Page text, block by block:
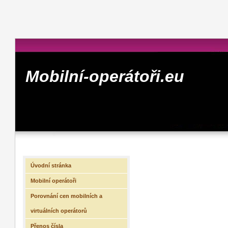
Mobilní-operátoři.eu
Úvodní stránka
Mobilní operátoři
Porovnání cen mobilních a
virtuálních operátorů
Přenos čísla